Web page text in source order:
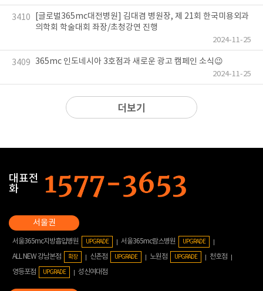
3410
[글로벌365mc대전병원] 김대겸 병원장, 제 21회 한국미용외과
의학회 학술대회 좌장/초청강연 진행
2024-11-25
3409 365mc 인도네시아 3호점과 새로운 광고 캠페인 소식😉
2024-11-25
더보기
대표전
화
서울365mc지방흡입병원 UPGRADE 서울365mc람스병원 UPGRADE
ALL NEW 강남본점 확장 신촌점 UPGRADE 노원점 UPGRADE
천호점
영등포점
UPGRADE 성신여대점